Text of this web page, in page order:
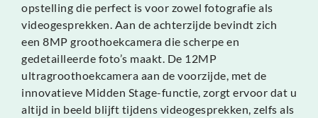
opstelling die perfect is voor zowel fotografie als
videogesprekken. Aan de achterzijde bevindt zich
een 8MP groothoekcamera die scherpe en
gedetailleerde foto’s maakt. De 12MP
ultragroothoekcamera aan de voorzijde, met de
innovatieve Midden Stage-functie, zorgt ervoor dat u
altijd in beeld blijft tijdens videogesprekken, zelfs als